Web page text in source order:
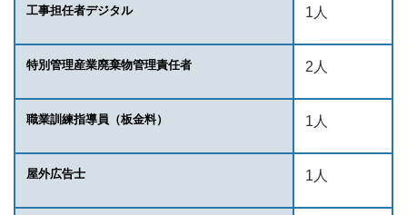
工事担任者デジタル 1人
特別管理産業廃棄物管理責任者 2人
職業訓練指導員（板金料） 1人
屋外広告士 1人